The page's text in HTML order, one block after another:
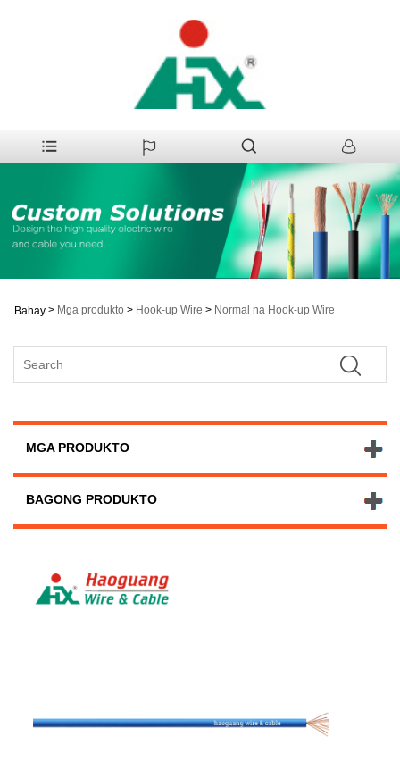
Bahay > Mga produkto > Hook-up Wire > Normal na Hook-up Wire
MGA PRODUKTO
BAGONG PRODUKTO